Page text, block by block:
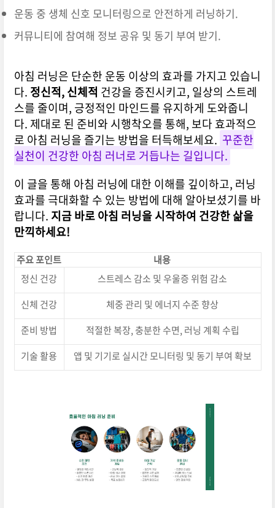
운동 중 생체 신호 모니터링으로 안전하게 러닝하기.
커뮤니티에 참여해 정보 공유 및 동기 부여 받기.
아침 러닝은 단순한 운동 이상의 효과를 가지고 있습니
다. 정신적, 신체적 건강을 증진시키고, 일상의 스트레
스를 줄이며, 긍정적인 마인드를 유지하게 도와줍니
다. 제대로 된 준비와 시행착오를 통해, 보다 효과적으
로 아침 러닝을 즐기는 방법을 터득해보세요. 꾸준한
실천이 건강한 아침 러너로 거듭나는 길입니다.
이 글을 통해 아침 러닝에 대한 이해를 깊이하고, 러닝
효과를 극대화할 수 있는 방법에 대해 알아보셨기를 바
랍니다. 지금 바로 아침 러닝을 시작하여 건강한 삶을
만끽하세요!
주요 포인트
내용
정신 건강
스트레스 감소 및 우울증 위험 감소
신체 건강
체중 관리 및 에너지 수준 향상
준비 방법
적절한 복장, 충분한 수면, 러닝 계획 수립
기술 활용
앱 및 기기로 실시간 모니터링 및 동기 부여 확보